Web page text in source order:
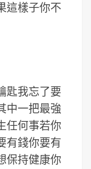
這樣子你不
匙我忘了要
中一把最強
任何事若你
有錢你要有
保持健康你